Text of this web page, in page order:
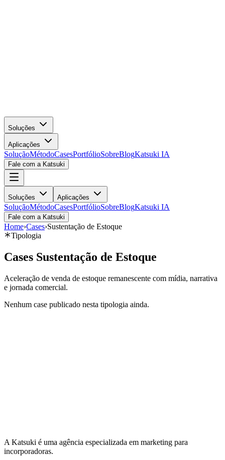
Soluções
Aplicações
SoluçãoMétodoCasesPortfólioSobreBlogKatsuki IA
Fale com a Katsuki
Soluções Aplicações
SoluçãoMétodoCasesPortfólioSobreBlogKatsuki IA
Fale com a Katsuki
Home›Cases›Sustentação de Estoque
Tipologia
Cases Sustentação de Estoque
Aceleração de venda de estoque remanescente com mídia, narrativa
e jornada comercial.
Nenhum case publicado nesta tipologia ainda.
A Katsuki é uma agência especializada em marketing para
incorporadoras.